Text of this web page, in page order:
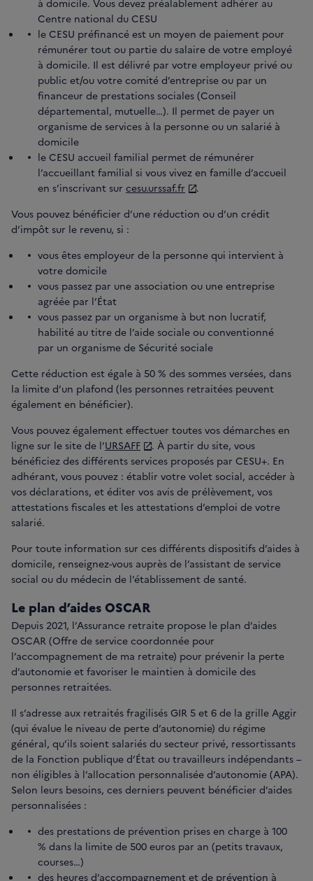
à domicile. Vous devez préalablement adhérer au
Centre national du CESU
le CESU préfinancé est un moyen de paiement pour
rémunérer tout ou partie du salaire de votre employé
à domicile. Il est délivré par votre employeur privé ou
public et/ou votre comité d’entreprise ou par un
financeur de prestations sociales (Conseil
départemental, mutuelle…). Il permet de payer un
organisme de services à la personne ou un salarié à
domicile
le CESU accueil familial permet de rémunérer
l’accueillant familial si vous vivez en famille d’accueil
en s’inscrivant sur cesu.urssaf.fr
.
Vous pouvez bénéficier d’une réduction ou d’un crédit
d’impôt sur le revenu, si :
vous êtes employeur de la personne qui intervient à
votre domicile
vous passez par une association ou une entreprise
agréée par l’État
vous passez par un organisme à but non lucratif,
habilité au titre de l’aide sociale ou conventionné
par un organisme de Sécurité sociale
Cette réduction est égale à 50 % des sommes versées, dans
la limite d’un plafond (les personnes retraitées peuvent
également en bénéficier).
Vous pouvez également effectuer toutes vos démarches en
ligne sur le site de l’URSAFF
. À partir du site, vous
bénéficiez des différents services proposés par CESU+. En
adhérant, vous pouvez : établir votre volet social, accéder à
vos déclarations, et éditer vos avis de prélèvement, vos
attestations fiscales et les attestations d’emploi de votre
salarié.
Pour toute information sur ces différents dispositifs d’aides à
domicile, renseignez-vous auprès de l’assistant de service
social ou du médecin de l’établissement de santé.
Le plan d’aides OSCAR
Depuis 2021, l’Assurance retraite propose le plan d’aides
OSCAR (Offre de service coordonnée pour
l’accompagnement de ma retraite) pour prévenir la perte
d’autonomie et favoriser le maintien à domicile des
personnes retraitées.
Il s’adresse aux retraités fragilisés GIR 5 et 6 de la grille Aggir
(qui évalue le niveau de perte d’autonomie) du régime
général, qu’ils soient salariés du secteur privé, ressortissants
de la Fonction publique d’État ou travailleurs indépendants –
non éligibles à l’allocation personnalisée d’autonomie (APA).
Selon leurs besoins, ces derniers peuvent bénéficier d’aides
personnalisées :
des prestations de prévention prises en charge à 100
% dans la limite de 500 euros par an (petits travaux,
courses…)
des heures d’accompagnement et de prévention à